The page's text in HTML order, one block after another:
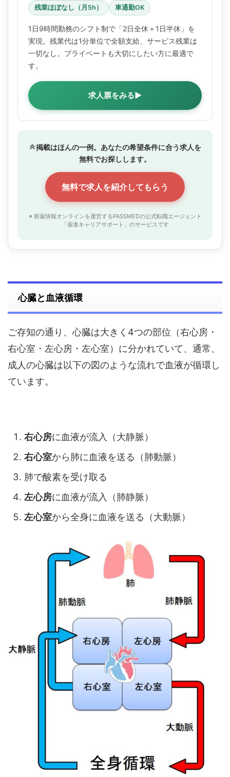
残業ほぼなし（月5h）
車通勤OK
1日9時間勤務のシフト制で「2日全休＋1日半休」を
実現。残業代は1分単位で全額支給、サービス残業は
一切なし。プライベートも大切にしたい方に最適で
す。
求人票をみる▶
掲載はほんの一例。あなたの希望条件に合う求人を
無料でお探しします。
無料で求人を紹介してもらう
※ 新薬情報オンラインを運営するPASSMEDの公式転職エージェント
「薬進キャリアサポート」のサービスです
心臓と血液循環
ご存知の通り、心臓は大きく4つの部位（右心房・
右心室・左心房・左心室）に分かれていて、通常、
成人の心臓は以下の図のような流れで血液が循環し
ています。
右心房に血液が流入（大静脈）
右心室から肺に血液を送る（肺動脈）
肺で酸素を受け取る
左心房に血液が流入（肺静脈）
左心室から全身に血液を送る（大動脈）